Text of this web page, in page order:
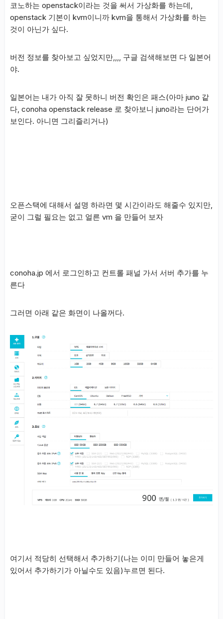
코노하는 openstack이라는 것을 써서 가상화를 하는데,
openstack 기본이 kvm이니까 kvm을 통해서 가상화를 하는
것이 아닌가 싶다.
버전 정보를 찾아보고 싶었지만,,,, 구글 검색해보면 다 일본어
야.
일본어는 내가 아직 잘 못하니 버전 확인은 패스(아마 juno 같
다, conoha openstack release 로 찾아보니 juno라는 단어가
보인다. 아니면 그리즐리거나)
오픈스택에 대해서 설명 하라면 몇 시간이라도 해줄수 있지만,
굳이 그럴 필요는 없고 얼른 vm 을 만들어 보자
conoha.jp 에서 로그인하고 컨트롤 패널 가서 서버 추가를 누
른다
그러면 아래 같은 화면이 나올꺼다.
여기서 적당히 선택해서 추가하기(나는 이미 만들어 놓은게
있어서 추가하기가 아닐수도 있음)누르면 된다.